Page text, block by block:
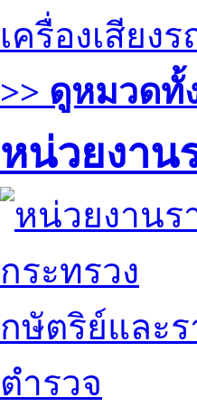
เครื่องเสียง
>> ดูหมวดทั้
หน่วยงาน
กระทรวง
กษัตริย์และ
ตำรวจ